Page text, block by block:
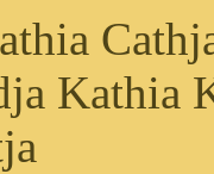
Kathia